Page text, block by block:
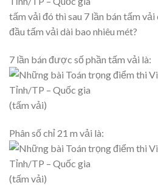
tấm vải đó thì sau 7 lần bán tấm
đầu tấm vải dài bao nhiêu mét?
7 lần bán được số phần tấm vải là:
(tấm vải)
Phân số chỉ 21 m vải là:
(tấm vải)